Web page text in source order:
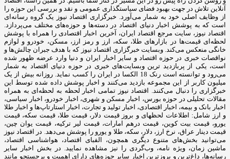
آنلاین تلاش در جهت بهبود فضای سیاستگذاری عمومی و نقد و بررسی این حوزه را
از وظایف اصلی خود به شمار می‌آورد. خبرگزاری اقتصاد نیوز یک گروه رسانه‌ای
است که به پوشش اخبار دنیای اقتصاد در دسته‌ها و حوزه‌های مختلف می‌پردازد.
اقتصاد نیوز، سایت مرجع اقتصاد ایران، آخرین اخبار اقتصادی را همراه با پوشش
لحظه‌ای قیمت‌ها در بازارهای طلا، سکه، ارز و رمز ارز، مسکن، خودرو و لوازم
خانگی منعکس می‌کند. وبسایت خبرگزاری اقتصاد نیوز که با هدف جبران چالش‌ها و
نواقصات خبری در حوزه اقتصاد و سایر اخبار ایران و دنیا وارد عرضه ظهور شده
است، یکی از پربازدید ترین وبسایت‌های خبری در حوزه دنیای اقتصاد به شمار
می‌رود و توانسته است رنک 18 الکسا در ایران را کسب نماید. روزانه بیش از یک
میلیون کاربر از این مجموعه بازدید می‌کنند و اخبار پوشش داده شده توسط این
خبرگزاری را دنبال می‌کنند. اقتصاد نیوز تمامی اخبار لحظه به لحظه‌ای به همراه
مقالات تحلیلی در حوزه بورس، اخبار مسکن و شهری، اخبار خودرو، اخبار سیاسی،
اخبار بانک و بیمه، اخبار اقتصادی، اخبار تولید و تجارت، اخبار استارتاپ‌ها و اخبار طلا
و ارز شامل: اطلاعات لحظهای و بروز قیمت دلار، قیمت طلا، قیمت سکه، قیمت
یورو، قیمت بیت کوین، قیمت درهم امارات، قیمت لیر ترکیه، قیمت یوان چین،
قیمت دینار عراق، نرخ ارز، دلار، سکه، طلا و یورو را پوشش می‌دهد. در اقتصاد نیوز
می‌توانید بخش‌های متنوع دیگری همچون، الفبای اقتصاد، هواشناسی اقتصاد،
ماشین زمان، ویژه نامه، وب‌گردی را نیز مشاهده نمایید. در بخش اخبار سایر
رسانه‌ها، داغ‌ترین و بروزترین اخبار سایر حوزه‌های دارای اهمیت و پرجستجو مانند